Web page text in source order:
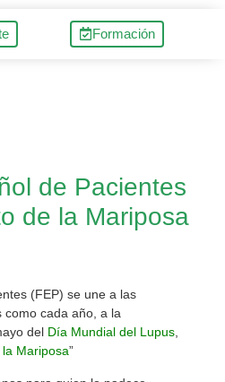
Formación
de Pacientes
de la Mariposa
(FEP) se une a las
como cada año, a la
del Día Mundial del Lupus
Mariposa”